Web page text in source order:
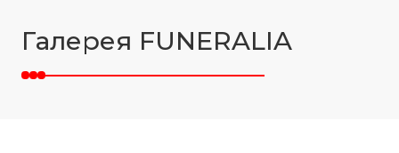
Галерея FUNERALIA